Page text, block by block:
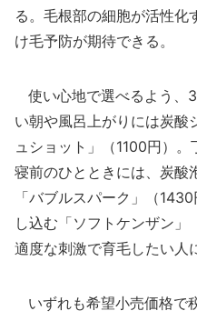
る。毛根部の細胞が活性化
け毛予防が期待できる。
使い心地で選べるよう、
い朝や風呂上がりには炭酸
ュショット」（1100円）
寝前のひとときには、炭酸
「バブルスパーク」（
し込む「ソフトケンザン
適度な刺激で育毛したい人
いずれも希望小売価格で